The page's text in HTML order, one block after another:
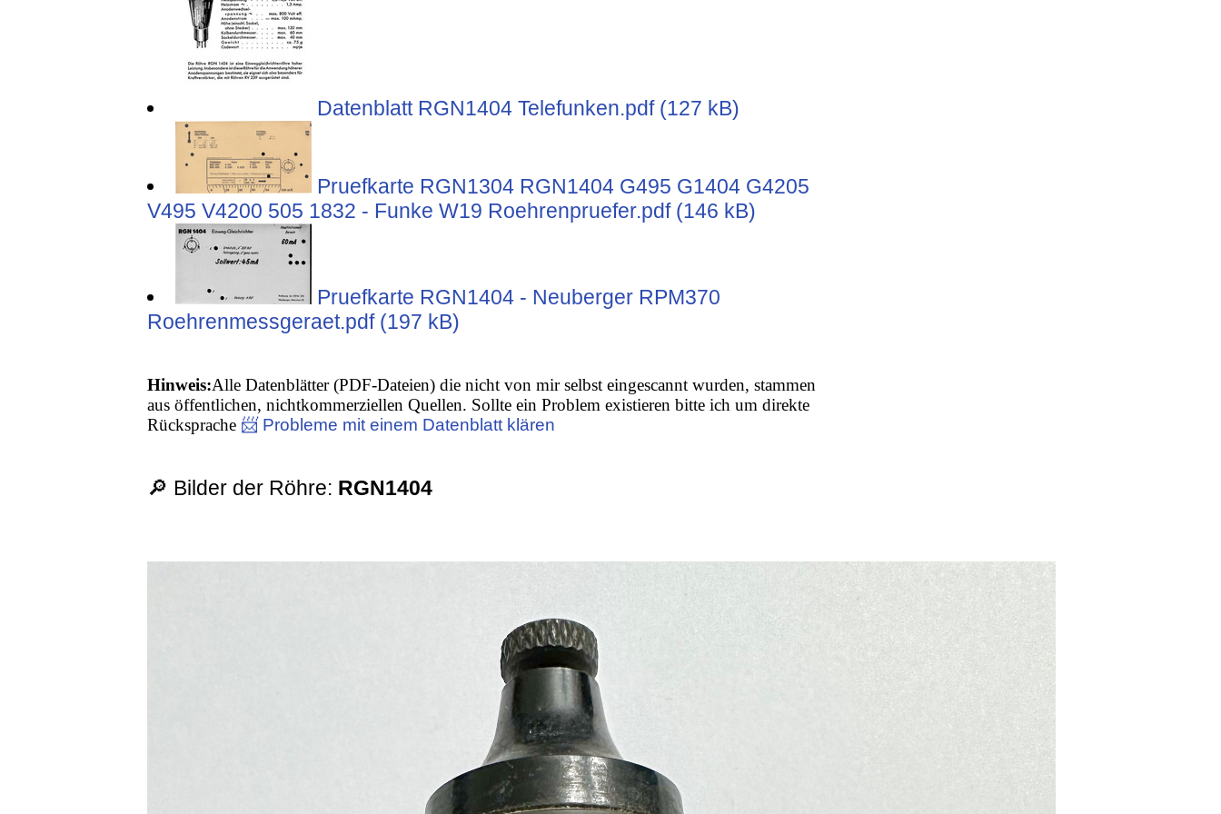
Datenblatt RGN1404 Telefunken.pdf (127 kB)
Pruefkarte RGN1304 RGN1404 G495 G1404 G4205
V495 V4200 505 1832 - Funke W19 Roehrenpruefer.pdf (146 kB)
Pruefkarte RGN1404 - Neuberger RPM370
Roehrenmessgeraet.pdf (197 kB)
Hinweis:Alle Datenblätter (PDF-Dateien) die nicht von mir selbst eingescannt wurden, stammen
aus öffentlichen, nichtkommerziellen Quellen. Sollte ein Problem existieren bitte ich um direkte
Rücksprache 📨 Probleme mit einem Datenblatt klären
🔎 Bilder der Röhre: RGN1404